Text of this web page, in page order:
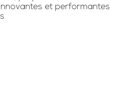
et performantes